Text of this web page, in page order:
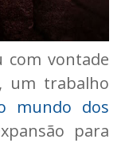
com vontade
, um trabalho
mundo dos
para